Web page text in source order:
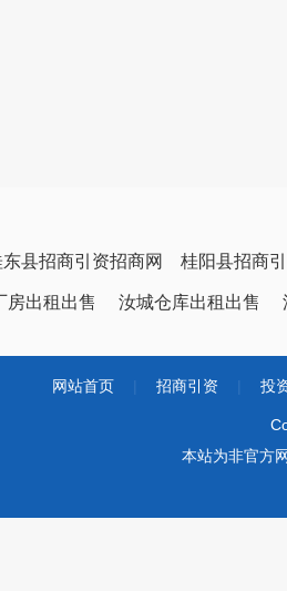
县招商引资招商网 桂阳县招商
房出租出售 汝城仓库出租出售
网站首页 招商引资 投
本站为非官方